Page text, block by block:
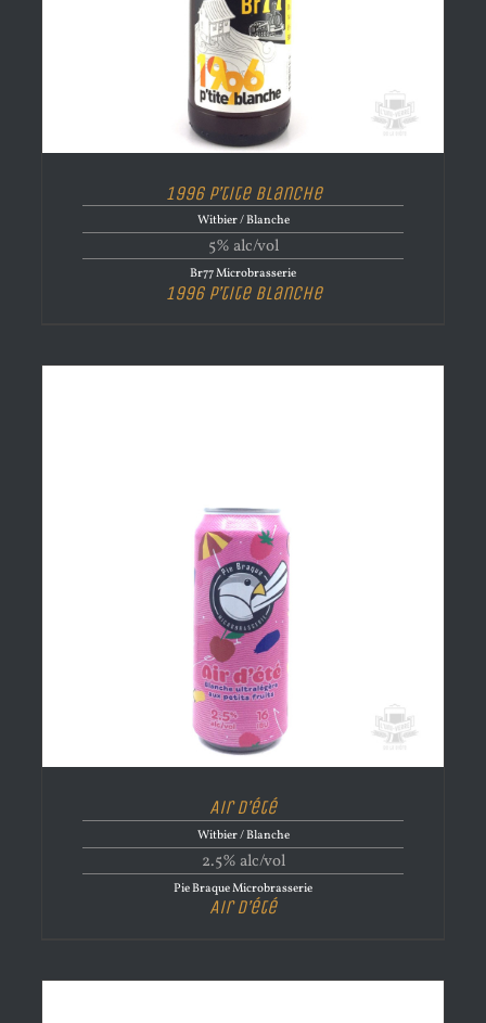
1996 P’tite Blanche
Witbier / Blanche
5% alc/vol
Br77 Microbrasserie
1996 P’tite Blanche
Air d’été
Witbier / Blanche
2.5% alc/vol
Pie Braque Microbrasserie
Air d’été